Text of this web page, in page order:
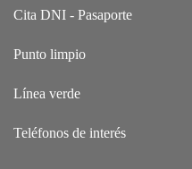
Cita DNI - Pasaporte
Punto limpio
Línea verde
Teléfonos de interés